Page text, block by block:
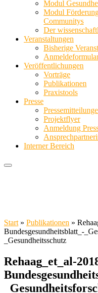
Modul
Modul
Communitys
Der
Veranstaltungen
Bisherige
Veröffentlichungen
Vorträge
Publikationen
Praxistools
Presse
Projektflyer
Anmeldung
Interner Bereich
Start » Publikationen »
Bundesgesundheitsblatt_-
_Gesundheitsschutz
Rehaag_et_al-